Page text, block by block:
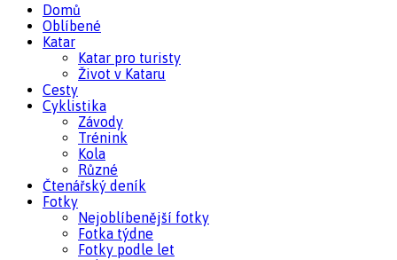
Domů
Oblíbené
Katar
Katar pro turisty
Život v Kataru
Cesty
Cyklistika
Závody
Trénink
Kola
Různé
Čtenářský deník
Fotky
Nejoblíbenější fotky
Fotka týdne
Fotky podle let